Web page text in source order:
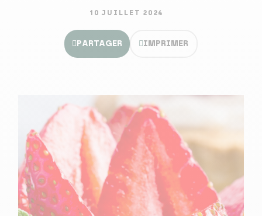
10 JUILLET 2024
PARTAGER IMPRIMER